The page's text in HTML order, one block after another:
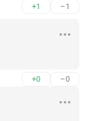
+1 –1
+0 –0